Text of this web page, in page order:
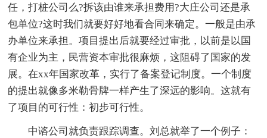
任，打桩公司么?拆该由谁来承担费用?大庄公司还是承
包单位?这时我们就要好好地看合同来确定。一般是由承
办单位来承担。项目提出后就要经过审批，以前是以国
有企业为主，民营资本审批很麻烦，这阻碍了国家的发
展。在xx年国家改革，实行了备案登记制度。一个制度
的提出就像多米勒骨牌一样产生了深远的影响。这就有
了项目的可行性：初步可行性。
中谘公司就负责跟踪调查。刘总就举了一个例子：